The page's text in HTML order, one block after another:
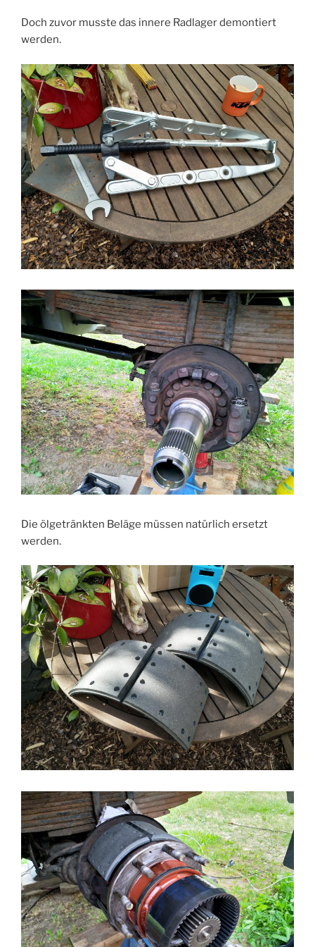
Doch zuvor musste das innere Radlager demontiert
werden.
Die ölgetränkten Beläge müssen natürlich ersetzt
werden.